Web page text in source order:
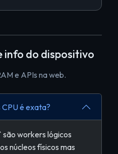
info do dispositivo
e APIs na web.
é exata?
workers lógicos
núcleos físicos mas